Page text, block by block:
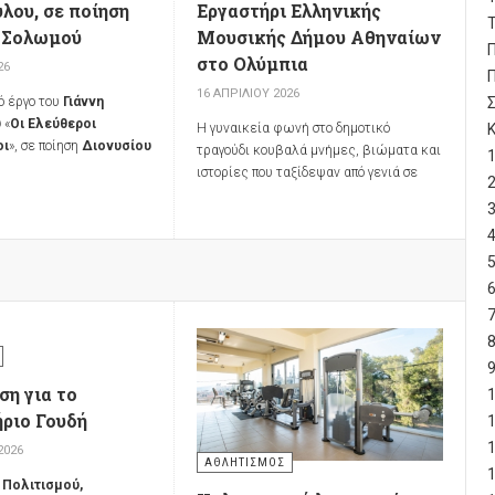
σε ποίηση
Σολωμού
έργο του Γιάννη
«Οι Ελεύθεροι
», σε ποίησηΔιονυσίου
Η παράσταση αποτελεί
και
Αθηναίων
, τηςΈνωσης
και του
Θεάτρου
Κέρκυρας)
Συμφωνικής
Εργαστήρι Ελληνικής
Μουσικής Δήμου Αθηναίων
στο Ολύμπια
16 ΑΠΡΙΛΊΟΥ 2026
Η γυναικεία φωνή στο δημοτικό
τραγούδι κουβαλά μνήμες, βιώματα και
ιστορίες που ταξίδεψαν από γενιά σε
για το
Γουδή
ΑΘΛΗΤΙΣΜΌΣ
1
2
3
4
5
6
7
8
9